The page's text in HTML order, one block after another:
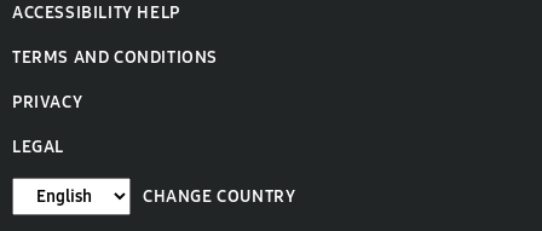
ACCESSIBILITY HELP
TERMS AND CONDITIONS
PRIVACY
LEGAL
CHANGE COUNTRY